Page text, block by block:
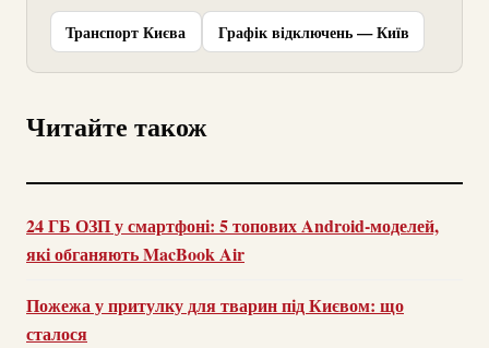
Транспорт Києва Графік відключень — Київ
Читайте також
24 ГБ ОЗП у смартфоні: 5 топових Android-моделей,
які обганяють MacBook Air
Пожежа у притулку для тварин під Києвом: що
сталося